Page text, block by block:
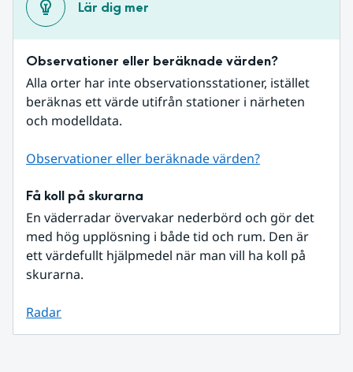
Lär dig mer
Observationer eller beräknade värden?
Alla orter har inte observationsstationer, istället
beräknas ett värde utifrån stationer i närheten
och modelldata.
Observationer eller beräknade värden?
Få koll på skurarna
En väderradar övervakar nederbörd och gör det
med hög upplösning i både tid och rum. Den är
ett värdefullt hjälpmedel när man vill ha koll på
skurarna.
Radar